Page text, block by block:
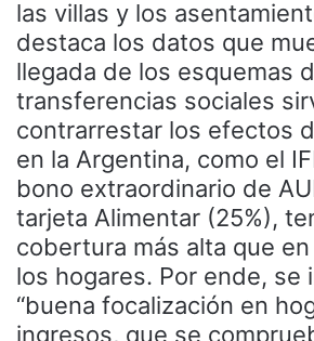
las villas y los
destaca los datos que
llegada de los esquemas
transferencias sociales
contrarrestar los efectos
en la Argentina, como el
bono extraordinario de
tarjeta Alimentar (25%),
cobertura más alta que
los hogares. Por ende, se
“buena focalización en
ingresos, que se